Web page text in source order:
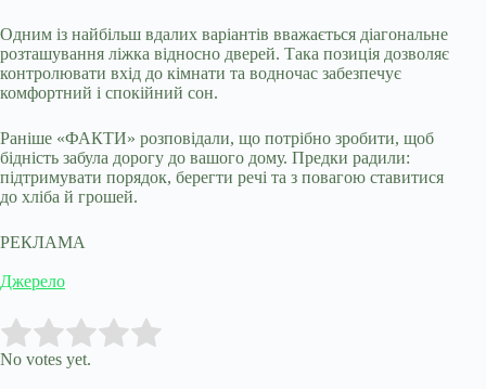
Одним із найбільш вдалих варіантів вважається діагональне
розташування ліжка відносно дверей. Така позиція дозволяє
контролювати вхід до кімнати та водночас забезпечує
комфортний і спокійний сон.
Раніше «ФАКТИ» розповідали, що потрібно зробити, щоб
бідність забула дорогу до вашого дому. Предки радили:
підтримувати порядок, берегти речі та з повагою ставитися
до хліба й грошей.
РЕКЛАМА
Джерело
Rate this item:
No votes yet.